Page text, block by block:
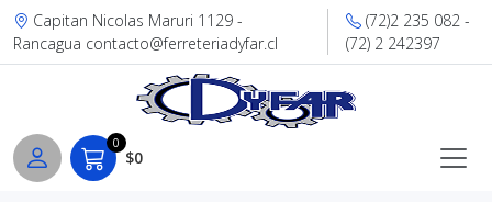
Capitan Nicolas Maruri 1129 -
Rancagua contacto@ferreteriadyfar.cl
(72)2 235 082 -
(72) 2 242397
0
$0